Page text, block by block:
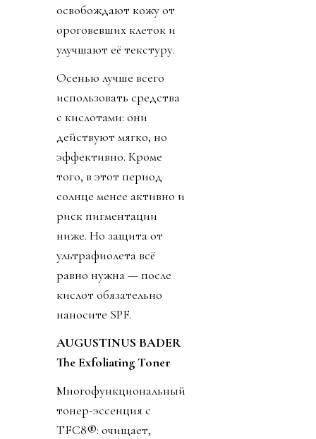
освобождают кожу от
ороговевших клеток и
улучшают её текстуру.
Осенью лучше всего
использовать средства
с кислотами: они
действуют мягко, но
эффективно. Кроме
того, в этот период
солнце менее активно и
риск пигментации
ниже. Но защита от
ультрафиолета всё
равно нужна — после
кислот обязательно
наносите SPF.
AUGUSTINUS BADER
The Exfoliating Toner
Многофункциональный
тонер-эссенция с
TFC8®: очищает,